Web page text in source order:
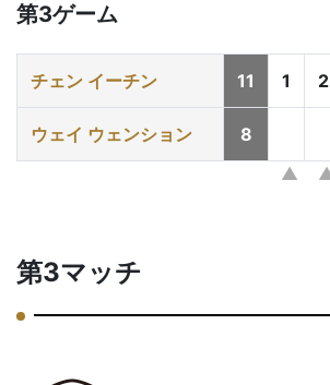
第3ゲーム
チェン イーチン 11 1 2
ウェイ ウェンション 8
第3マッチ